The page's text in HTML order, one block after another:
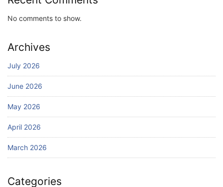
No comments to show.
Archives
July 2026
June 2026
May 2026
April 2026
March 2026
Categories